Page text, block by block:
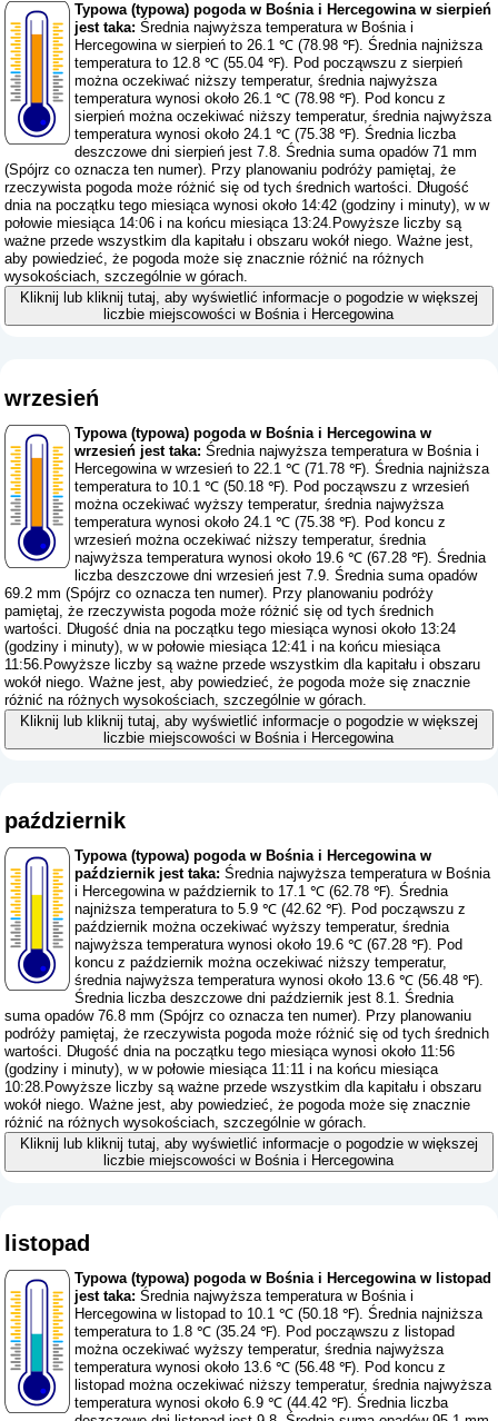
Typowa (typowa) pogoda w Bośnia i Hercegowina w sierpień
jest taka: Średnia najwyższa temperatura w Bośnia i
Hercegowina w sierpień to 26.1 ℃ (78.98 ℉). Średnia najniższa
temperatura to 12.8 ℃ (55.04 ℉). Pod począwszu z sierpień
można oczekiwać niższy temperatur, średnia najwyższa
temperatura wynosi około 26.1 ℃ (78.98 ℉). Pod koncu z
sierpień można oczekiwać niższy temperatur, średnia najwyższa
temperatura wynosi około 24.1 ℃ (75.38 ℉). Średnia liczba
deszczowe dni sierpień jest 7.8. Średnia suma opadów 71 mm
(Spójrz co oznacza ten numer). Przy planowaniu podróży pamiętaj, że
rzeczywista pogoda może różnić się od tych średnich wartości. Długość
dnia na początku tego miesiąca wynosi około 14:42 (godziny i minuty), w w
połowie miesiąca 14:06 i na końcu miesiąca 13:24.Powyższe liczby są
ważne przede wszystkim dla kapitału i obszaru wokół niego. Ważne jest,
aby powiedzieć, że pogoda może się znacznie różnić na różnych
wysokościach, szczególnie w górach.
Kliknij lub kliknij tutaj, aby wyświetlić informacje o pogodzie w większej
liczbie miejscowości w Bośnia i Hercegowina
wrzesień
Typowa (typowa) pogoda w Bośnia i Hercegowina w
wrzesień jest taka: Średnia najwyższa temperatura w Bośnia i
Hercegowina w wrzesień to 22.1 ℃ (71.78 ℉). Średnia najniższa
temperatura to 10.1 ℃ (50.18 ℉). Pod począwszu z wrzesień
można oczekiwać wyższy temperatur, średnia najwyższa
temperatura wynosi około 24.1 ℃ (75.38 ℉). Pod koncu z
wrzesień można oczekiwać niższy temperatur, średnia
najwyższa temperatura wynosi około 19.6 ℃ (67.28 ℉). Średnia
liczba deszczowe dni wrzesień jest 7.9. Średnia suma opadów
69.2 mm (Spójrz co oznacza ten numer). Przy planowaniu podróży
pamiętaj, że rzeczywista pogoda może różnić się od tych średnich
wartości. Długość dnia na początku tego miesiąca wynosi około 13:24
(godziny i minuty), w w połowie miesiąca 12:41 i na końcu miesiąca
11:56.Powyższe liczby są ważne przede wszystkim dla kapitału i obszaru
wokół niego. Ważne jest, aby powiedzieć, że pogoda może się znacznie
różnić na różnych wysokościach, szczególnie w górach.
Kliknij lub kliknij tutaj, aby wyświetlić informacje o pogodzie w większej
liczbie miejscowości w Bośnia i Hercegowina
październik
Typowa (typowa) pogoda w Bośnia i Hercegowina w
październik jest taka: Średnia najwyższa temperatura w Bośnia
i Hercegowina w październik to 17.1 ℃ (62.78 ℉). Średnia
najniższa temperatura to 5.9 ℃ (42.62 ℉). Pod począwszu z
październik można oczekiwać wyższy temperatur, średnia
najwyższa temperatura wynosi około 19.6 ℃ (67.28 ℉). Pod
koncu z październik można oczekiwać niższy temperatur,
średnia najwyższa temperatura wynosi około 13.6 ℃ (56.48 ℉).
Średnia liczba deszczowe dni październik jest 8.1. Średnia
suma opadów 76.8 mm (Spójrz co oznacza ten numer). Przy planowaniu
podróży pamiętaj, że rzeczywista pogoda może różnić się od tych średnich
wartości. Długość dnia na początku tego miesiąca wynosi około 11:56
(godziny i minuty), w w połowie miesiąca 11:11 i na końcu miesiąca
10:28.Powyższe liczby są ważne przede wszystkim dla kapitału i obszaru
wokół niego. Ważne jest, aby powiedzieć, że pogoda może się znacznie
różnić na różnych wysokościach, szczególnie w górach.
Kliknij lub kliknij tutaj, aby wyświetlić informacje o pogodzie w większej
liczbie miejscowości w Bośnia i Hercegowina
listopad
Typowa (typowa) pogoda w Bośnia i Hercegowina w listopad
jest taka: Średnia najwyższa temperatura w Bośnia i
Hercegowina w listopad to 10.1 ℃ (50.18 ℉). Średnia najniższa
temperatura to 1.8 ℃ (35.24 ℉). Pod począwszu z listopad
można oczekiwać wyższy temperatur, średnia najwyższa
temperatura wynosi około 13.6 ℃ (56.48 ℉). Pod koncu z
listopad można oczekiwać niższy temperatur, średnia najwyższa
temperatura wynosi około 6.9 ℃ (44.42 ℉). Średnia liczba